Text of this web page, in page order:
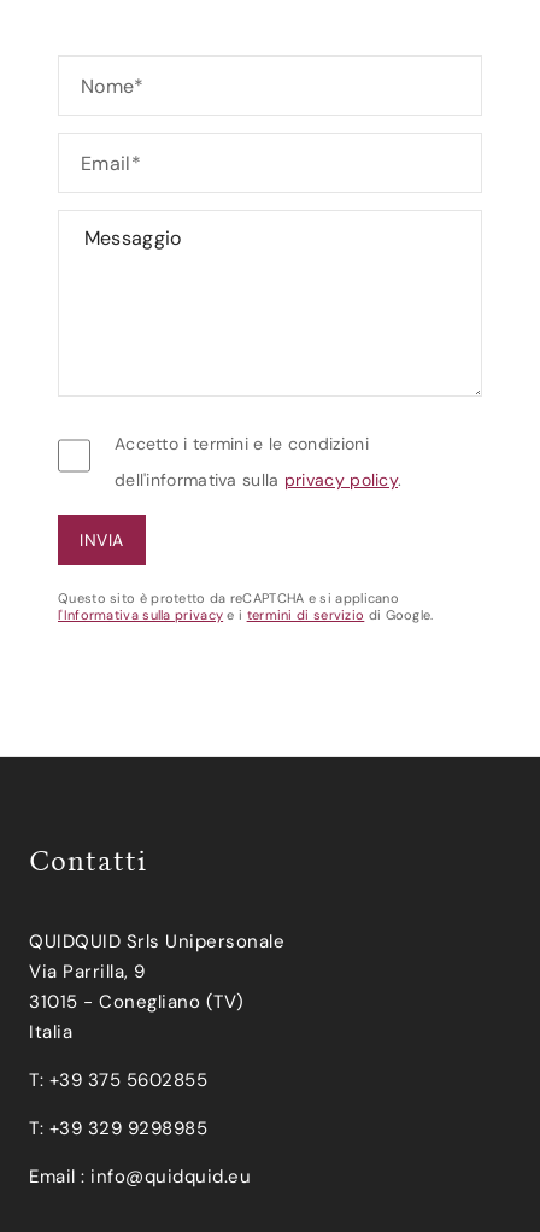
Accetto i termini e le condizioni
dell'informativa sulla privacy policy.
Questo sito è protetto da reCAPTCHA e si applicano
l'Informativa sulla privacy e i termini di servizio di Google.
Contatti
QUIDQUID Srls Unipersonale
Via Parrilla, 9
31015 - Conegliano (TV)
Italia
T: +39 375 5602855
T: +39 329 9298985
Email : info@quidquid.eu